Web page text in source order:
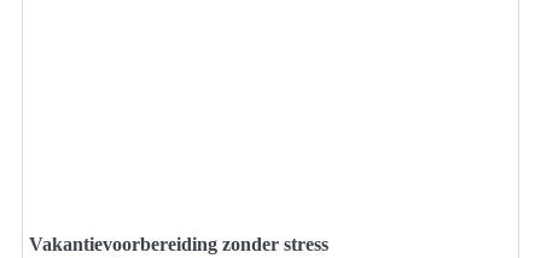
Vakantievoorbereiding zonder stress